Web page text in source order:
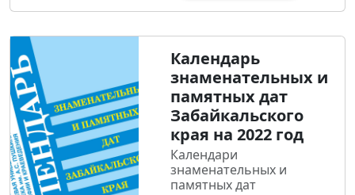
Календарь
знаменательных и
памятных дат
Забайкальского
края на 2022 год
Календари
знаменательных и
памятных дат